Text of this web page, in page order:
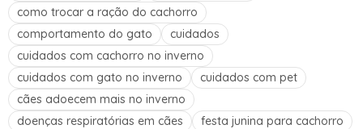
como trocar a ração do cachorro
comportamento do gato
cuidados
cuidados com cachorro no inverno
cuidados com gato no inverno
cuidados com pet
cães adoecem mais no inverno
doenças respiratórias em cães
festa junina para cachorro